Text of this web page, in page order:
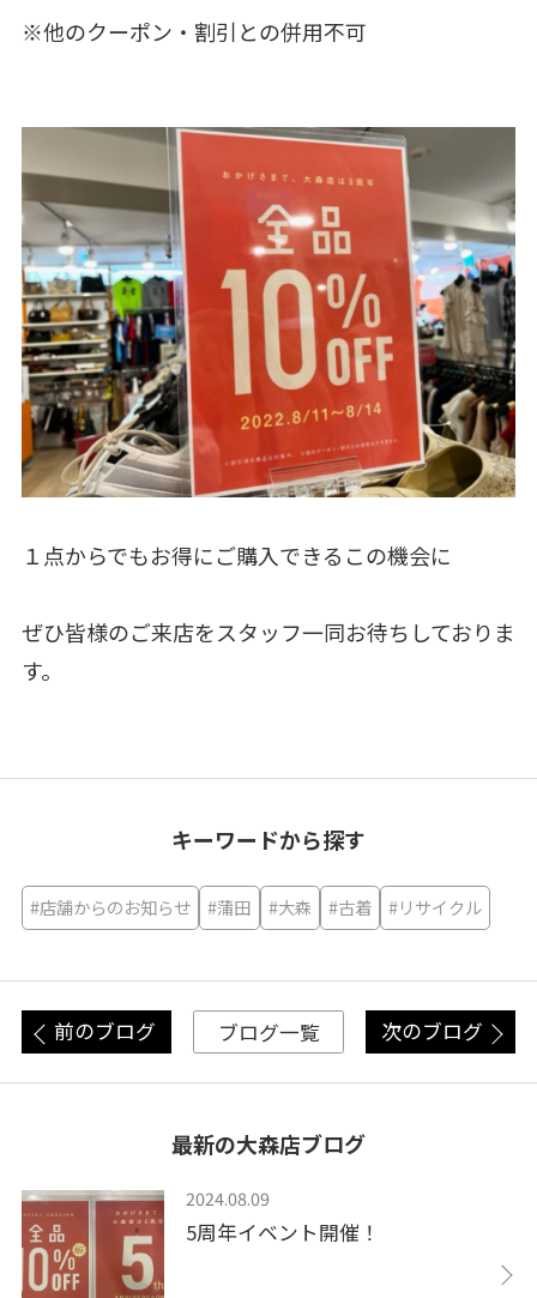
※他のクーポン・割引との併用不可
１点からでもお得にご購入できるこの機会に
ぜひ皆様のご来店をスタッフ一同お待ちしておりま
す。
キーワードから探す
#店舗からのお知らせ #蒲田 #大森 #古着 #リサイクル
前のブログ ブログ一覧 次のブログ
最新の大森店ブログ
2024.08.09
5周年イベント開催！